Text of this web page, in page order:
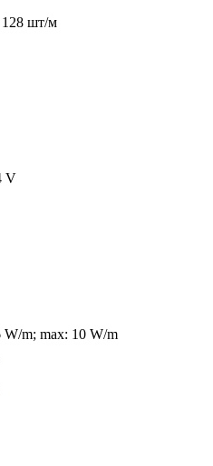
128 шт/м
V
W/m; max: 10 W/m